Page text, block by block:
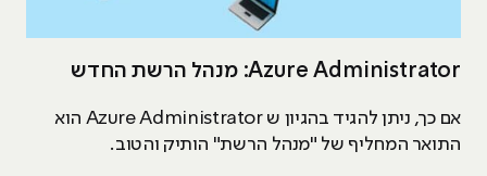
Azure Administrator: מנהל הרשת החדש
אם כך, ניתן להגיד בהגיון ש Azure Administrator הוא
התואר המחליף של "מנהל הרשת" הותיק והטוב.